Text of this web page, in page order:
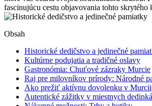
fascinujúcu ​cestu objavovania tohto skrytého
Obsah
Historické dedičstvo ⁢a jedinečné
Kultúrne podujatia a tradičné ⁢oslavy
Gastronómia: Chuťové zázraky ⁤Murcie
Raj pre milovníkov prírody: Národné
Ako prežiť aktívnu dovolenku⁢ v Murcii
Autentické zážitky v miestnych